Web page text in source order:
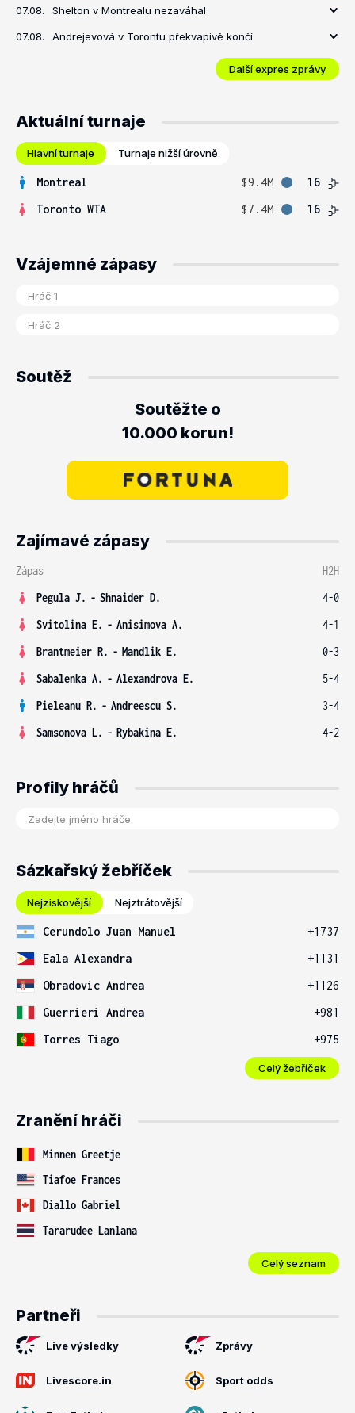
07.08. Shelton v Montrealu nezaváhal
07.08. Andrejevová v Torontu překvapivě končí
Další expres zprávy
Aktuální turnaje
Hlavní turnaje Turnaje nižší úrovně
Montreal $9.4M
16
Toronto WTA
$7.4M 16
Vzájemné zápasy
Soutěž
Soutěžte o
10.000 korun!
Zajímavé zápasy
Zápas
H2H
Pegula J. - Shnaider D.
4-0
Svitolina E. - Anisimova A.
4-1
Brantmeier R. - Mandlik E.
0-3
Sabalenka A. - Alexandrova E.
5-4
Pieleanu R. - Andreescu S.
3-4
Samsonova L. - Rybakina E. 4-2
Profily hráčů
Sázkařský žebříček
Nejziskovější Nejztrátovější
Cerundolo Juan Manuel
+1737
Eala Alexandra
+1131
Obradovic Andrea
+1126
Guerrieri Andrea
+981
Torres Tiago
+975
Celý žebříček
Zranění hráči
Minnen Greetje
Tiafoe Frances
Diallo Gabriel
Tararudee Lanlana
Celý seznam
Partneři
Live výsledky Zprávy
Livescore.in Sport odds